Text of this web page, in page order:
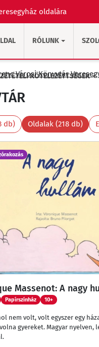
oldalára
RÓLUNK
KÖTELEZETTSÉGEK
Városi Könyvtár
db) Oldalak (218 db)
Massenot: A nagy
Papírszínház 10+
nem volt, volt egyszer egy
gyereket. Magyar